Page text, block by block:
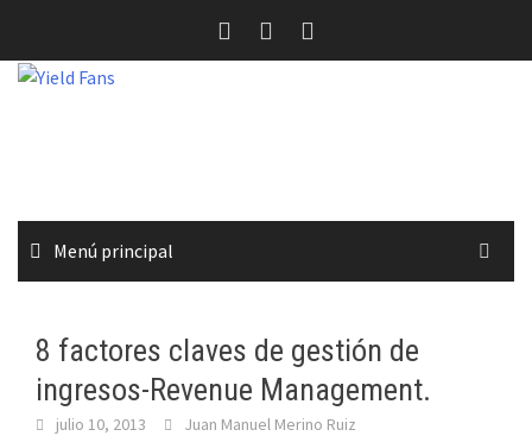
contenido
Menú principal
8 factores claves de gestión de
ingresos-Revenue Management.
julio 10, 2013 Juan Manuel Merino Ruiz